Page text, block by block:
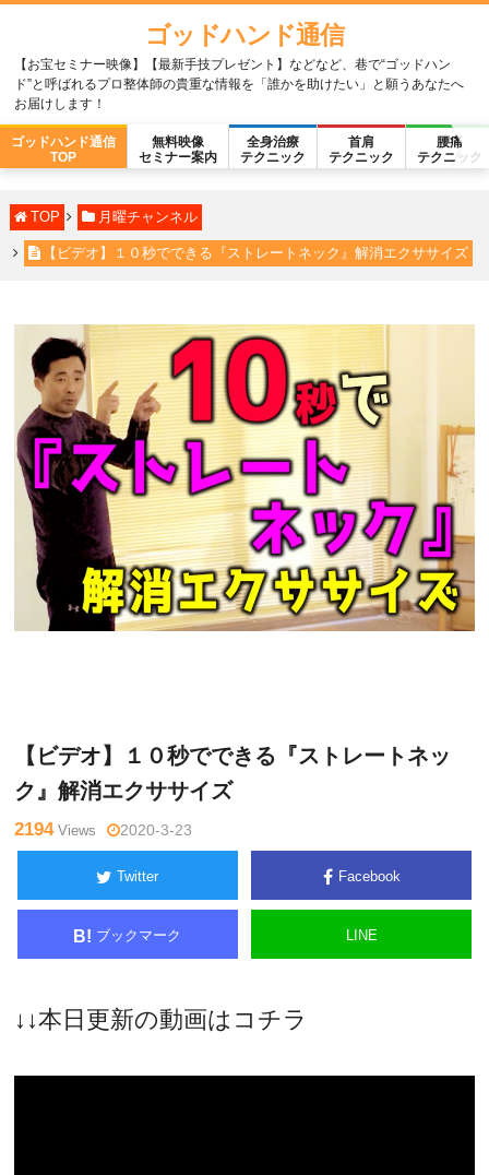
ゴッドハンド通信
【お宝セミナー映像】【最新手技プレゼント】などなど、巷で“ゴッドハン
ド”と呼ばれるプロ整体師の貴重な情報を「誰かを助けたい」と願うあなたへ
お届けします！
ゴッドハンド通信
TOP
無料映像
セミナー案内
全身治療
テクニック
首肩
テクニック
腰痛
テクニック
TOP 月曜チャンネル
【ビデオ】１０秒でできる『ストレートネック』解消エクササイズ
【ビデオ】１０秒でできる『ストレートネッ
ク』解消エクササイズ
2194Views 2020-3-23
Twitter Facebook
B! ブックマーク LINE
↓↓本日更新の動画はコチラ